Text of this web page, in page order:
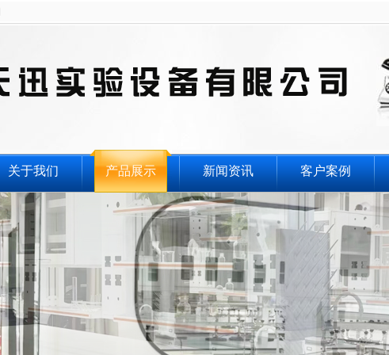
关于我们 产品展示 新闻资讯 客户案例